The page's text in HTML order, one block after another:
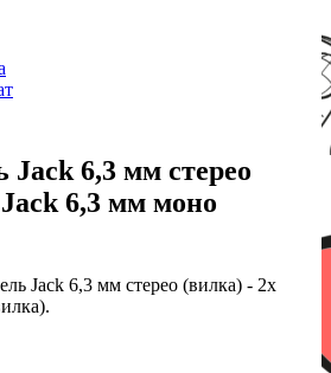
Jack 6,3 мм стерео
6,3 мм моно
Jack 6,3 мм стерео (вилка) - 2x